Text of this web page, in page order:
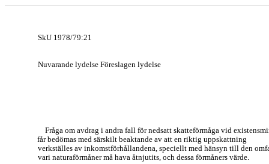
SkU 1978/79:21
Nuvarande lydelse Föreslagen lydelse
Fråga om avdrag i andra fall för nedsatt skatteförmåga vid
får bedömas med särskilt beaktande av att en riktig uppskattning
verkställes av inkomstförhållandena, speciellt med hänsyn till den
vari naturaförmåner må hava åtnjutits, och dessa förmåners värde.